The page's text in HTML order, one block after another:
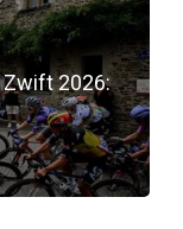
Zwift 2026: